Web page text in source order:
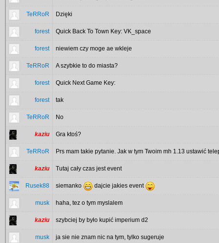
TeRRoR Dzięki
forest Quick Back To Town Key: VK_space
forest niewiem czy moge ae wkleje
TeRRoR A szybkie to do miasta?
forest Quick Next Game Key:
forest tak
TeRRoR No
kaziu Gra ktoś?
TeRRoR Prs mam takie pytanie. Jak w tym Twoim mh 1.13 ustawić
kaziu Tutaj cały czas jest event
Rusek88 siemanko dajcie jakies event
musk haha, tez o tym myslalem
kaziu szybciej by było kupić imperium d2
musk ja sie nie znam nic na tym, tylko sugeruje